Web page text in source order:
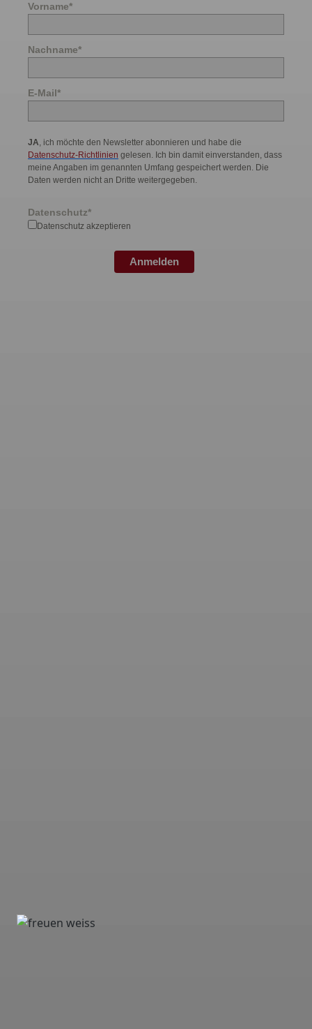
Vorname*
Nachname*
E-Mail*
JA, ich möchte den Newsletter abonnieren und habe die
Datenschutz-Richtlinien gelesen. Ich bin damit einverstanden, dass
meine Angaben im genannten Umfang gespeichert werden. Die
Daten werden nicht an Dritte weitergegeben.
Datenschutz*
Datenschutz akzeptieren
Anmelden